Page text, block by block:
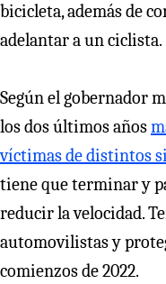
bicicleta, además de
adelantar a un ciclista.
Según el gobernador
los dos últimos años
víctimas de distintos
tiene que terminar y
reducir la velocidad.
automovilistas y
comienzos de 2022.